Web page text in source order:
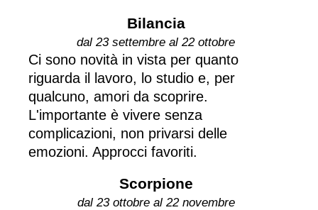
Bilancia
dal 23 settembre al 22 ottobre
Ci sono novità in vista per quanto
riguarda il lavoro, lo studio e, per
qualcuno, amori da scoprire.
L'importante è vivere senza
complicazioni, non privarsi delle
emozioni. Approcci favoriti.
Scorpione
dal 23 ottobre al 22 novembre